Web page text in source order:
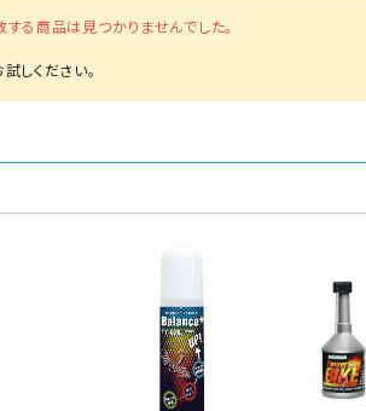
る商品は見つかりませんでした。